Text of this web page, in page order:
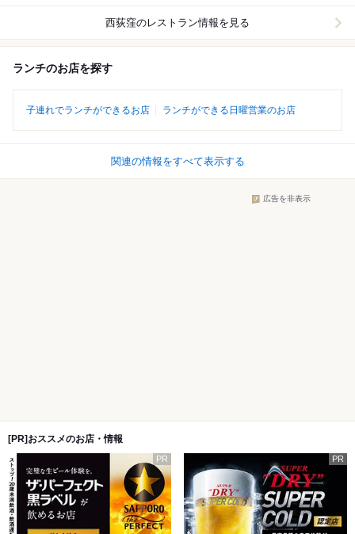
西荻窪のレストラン情報を見る
ランチのお店を探す
子連れでランチができるお店 ランチができる日曜営業のお店
関連の情報をすべて表示する
広告を非表示
[PR]おススメのお店・情報
PR PR